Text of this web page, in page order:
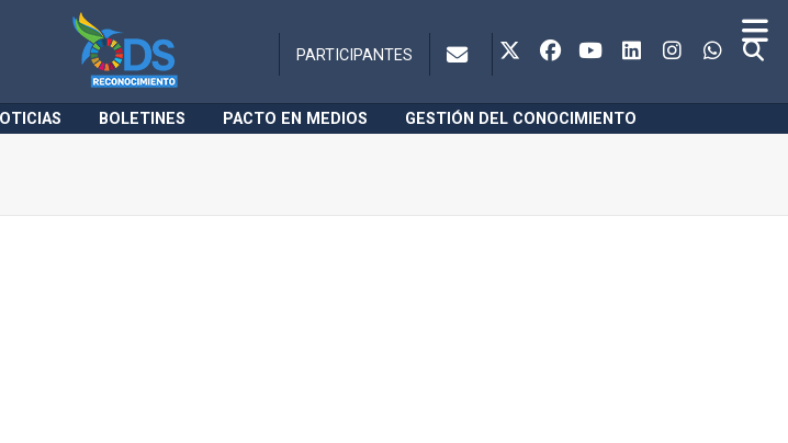
PARTICIPANTES
BOLETINES PACTO EN MEDIOS GESTIÓN DEL CONOCIMIENTO